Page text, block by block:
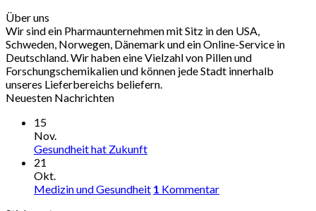
€180
Über uns
Wir sind ein Pharmaunternehmen mit Sitz in den USA,
Schweden, Norwegen, Dänemark und ein Online-Service in
Deutschland. Wir haben eine Vielzahl von Pillen und
Forschungschemikalien und können jede Stadt innerhalb
unseres Lieferbereichs beliefern.
Neuesten Nachrichten
15
Nov.
Gesundheit hat Zukunft
21
Okt.
Medizin und Gesundheit 1 Kommentar